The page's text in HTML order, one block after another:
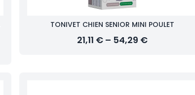
TONIVET CHIEN SENIOR MINI POULET
21,11 € – 54,29 €